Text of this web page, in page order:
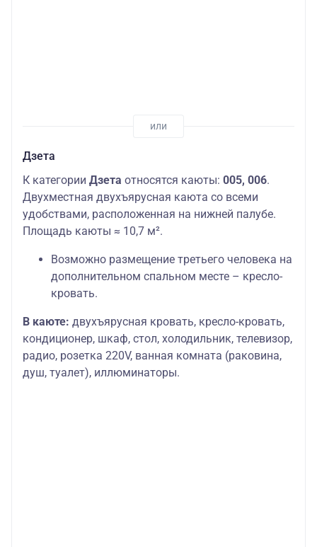
Дзета
К категории Дзета относятся каюты: 005, 006.
Двухместная двухъярусная каюта со всеми
удобствами, расположенная на нижней палубе.
Площадь каюты ≈ 10,7 м².
Возможно размещение третьего человека на
дополнительном спальном месте – кресло-
кровать.
В каюте: двухъярусная кровать, кресло-кровать,
кондиционер, шкаф, стол, холодильник, телевизор,
радио, розетка 220V, ванная комната (раковина,
душ, туалет), иллюминаторы.